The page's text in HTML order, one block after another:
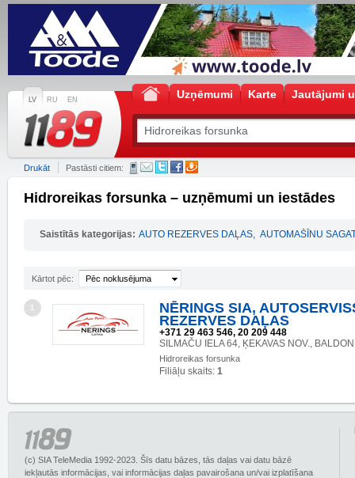
LV RU EN Uzņēmumi Karte Jautājumi
Drukāt Pastāsti citiem:
Hidroreikas forsunka – uzņēmumi un iestādes
Saistītās kategorijas: AUTO REZERVES DAĻAS, AUTOMAŠĪNU
Kārtot pēc: Pēc noklusējuma
1
NĒRINGS SIA,
REZERVES DAĻAS
+371 29 463 546, 20 209 448
SILMAČU IELA 64, ĶEKAVAS NOV.,
Hidroreikas forsunka
Filiāļu skaits: 1
(c) SIA TeleMedia 1992-2023. Šīs datu bāzes, tās daļas vai datu bāzē
iekļautās informācijas, vai informācijas daļas pavairošana un/vai izplatīšana